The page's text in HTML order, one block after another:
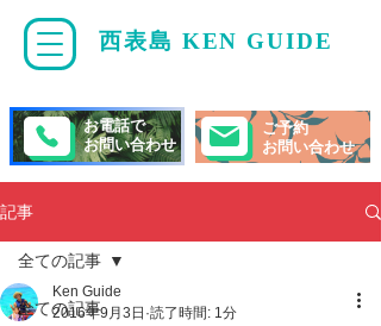
西表島 KEN GUIDE
ご予約
お問い合わせ
お電話で
お問い合わせ
記事
全ての記事
全ての記事
Ken Guide
2016年9月3日 読了時間: 1分